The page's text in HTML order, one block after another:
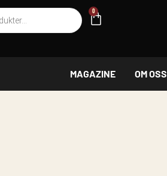
0
VARUKORG
MAGAZINE OM OSS